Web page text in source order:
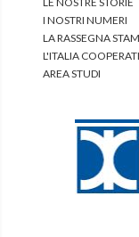
I NOSTRI NUMERI
LA RASSEGNA
L'ITALIA
AREA STUDI